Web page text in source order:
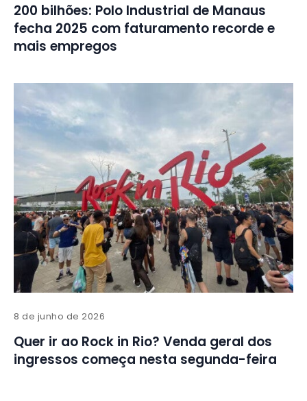
200 bilhões: Polo Industrial de Manaus
fecha 2025 com faturamento recorde e
mais empregos
8 de junho de 2026
Quer ir ao Rock in Rio? Venda geral dos
ingressos começa nesta segunda-feira